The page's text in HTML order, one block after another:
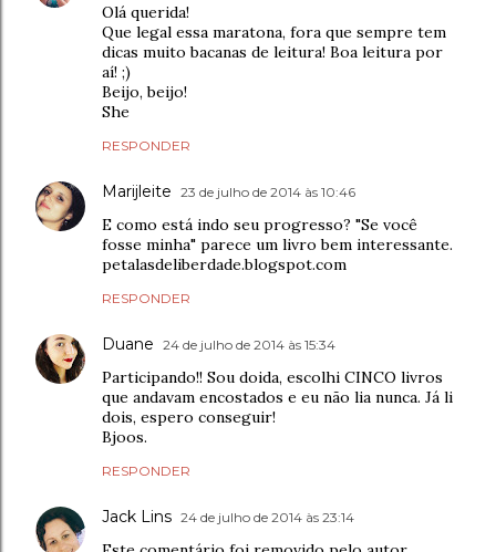
Olá querida!
Que legal essa maratona, fora que sempre tem
dicas muito bacanas de leitura! Boa leitura por
aí! ;)
Beijo, beijo!
She
RESPONDER
Marijleite 23 de julho de 2014 às 10:46
E como está indo seu progresso? "Se você
fosse minha" parece um livro bem interessante.
petalasdeliberdade.blogspot.com
RESPONDER
Duane 24 de julho de 2014 às 15:34
Participando!! Sou doida, escolhi CINCO livros
que andavam encostados e eu não lia nunca. Já li
dois, espero conseguir!
Bjoos.
RESPONDER
Jack Lins 24 de julho de 2014 às 23:14